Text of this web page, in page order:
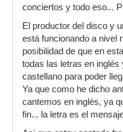
conciertos y todo eso...
El productor del disco y
está funcionando a nivel
posibilidad de que en
todas las letras en
castellano para poder
Ya que como he dicho
cantemos en inglés, ya
fin... la letra es el